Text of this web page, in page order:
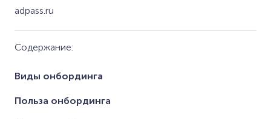
adpass.ru
Содержание:
Виды онбординга
Польза онбординга